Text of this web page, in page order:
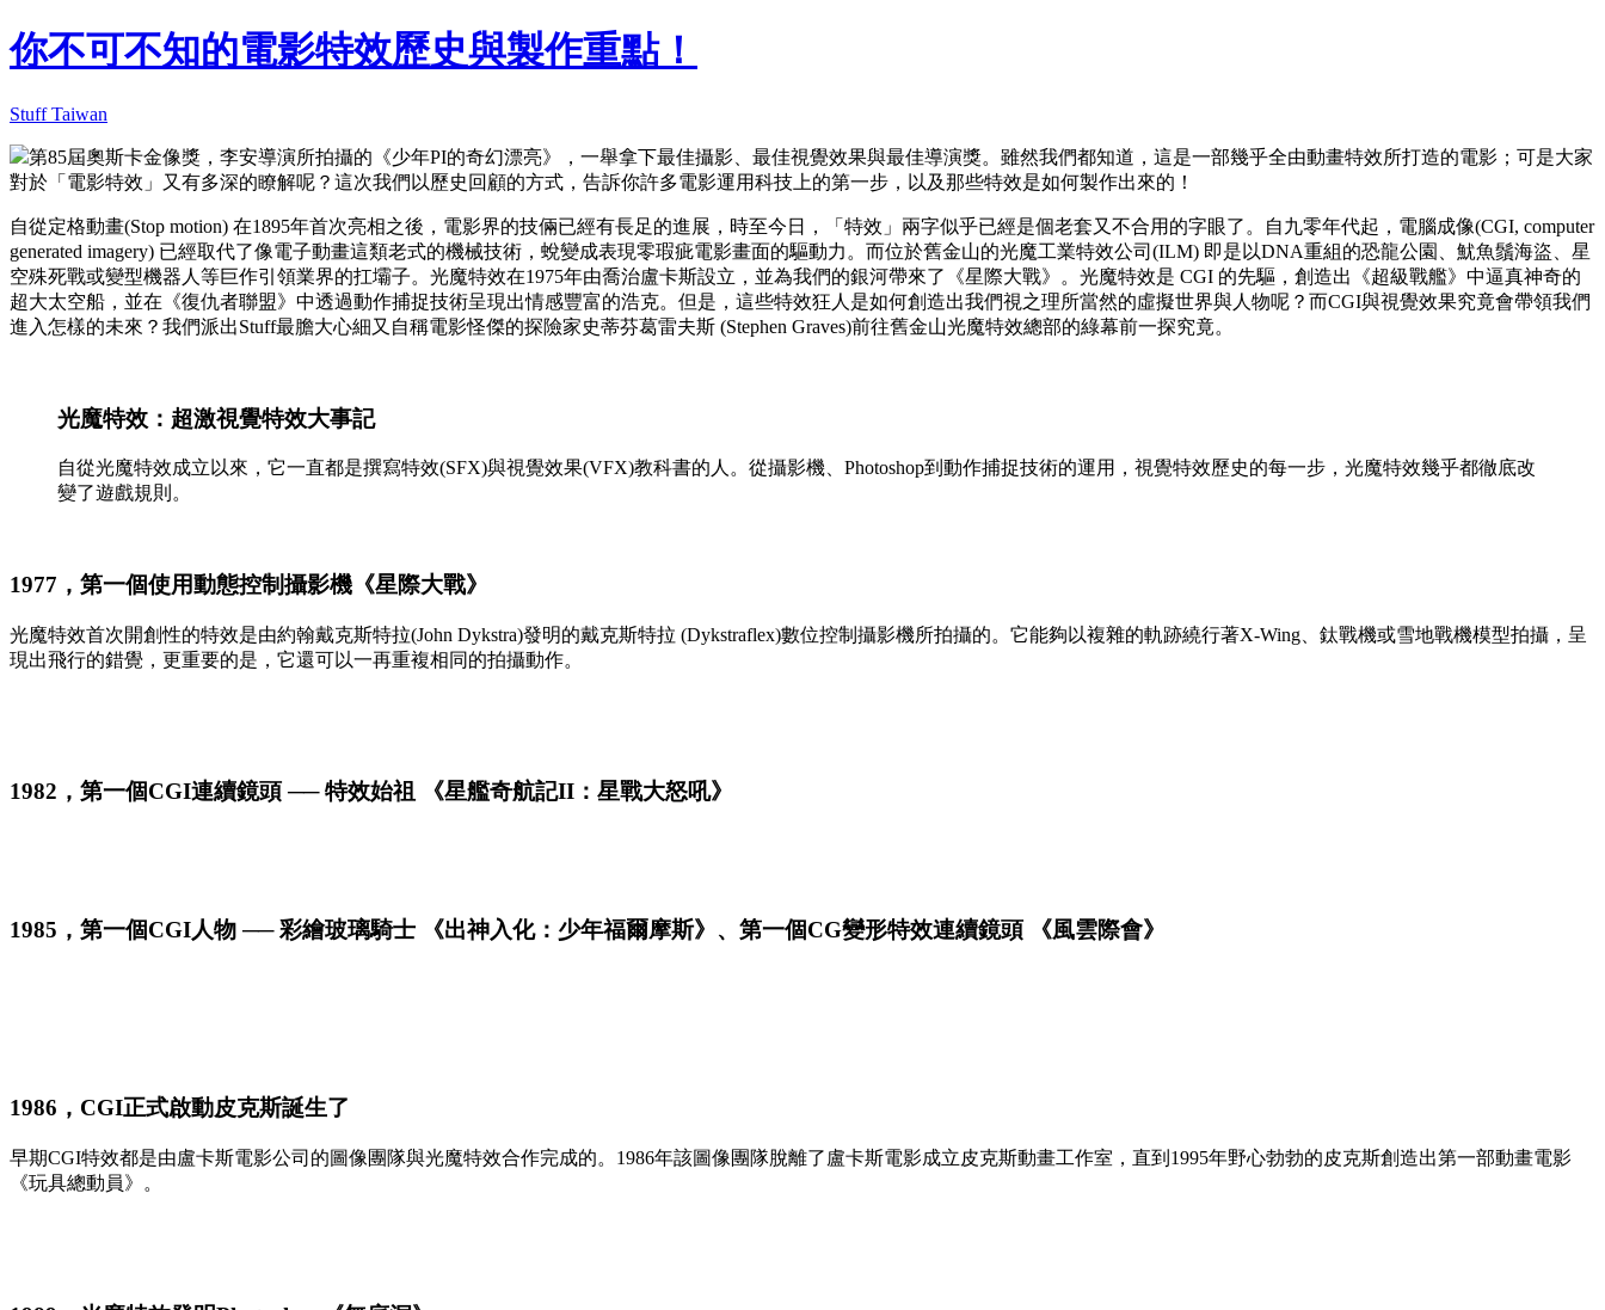
你不可不知的電影特效歷史與製作重點！
Stuff Taiwan
第85屆奧斯卡金像獎，李安導演所拍攝的《少年PI的奇幻漂亮》，一舉拿下最佳攝影、最佳視覺效果與最佳導演獎。雖然我們都知道，這是一部幾乎全由動畫特效所打造的電影；可是大家
對於「電影特效」又有多深的瞭解呢？這次我們以歷史回顧的方式，告訴你許多電影運用科技上的第一步，以及那些特效是如何製作出來的！
自從定格動畫(Stop motion) 在1895年首次亮相之後，電影界的技倆已經有長足的進展，時至今日，「特效」兩字似乎已經是個老套又不合用的字眼了。自九零年代起，電腦成像(CGI, computer
generated imagery) 已經取代了像電子動畫這類老式的機械技術，蛻變成表現零瑕疵電影畫面的驅動力。而位於舊金山的光魔工業特效公司(ILM) 即是以DNA重組的恐龍公園、魷魚鬚海盜、星
空殊死戰或變型機器人等巨作引領業界的扛壩子。光魔特效在1975年由喬治盧卡斯設立，並為我們的銀河帶來了《星際大戰》。光魔特效是 CGI 的先驅，創造出《超級戰艦》中逼真神奇的
超大太空船，並在《復仇者聯盟》中透過動作捕捉技術呈現出情感豐富的浩克。但是，這些特效狂人是如何創造出我們視之理所當然的虛擬世界與人物呢？而CGI與視覺效果究竟會帶領我們
進入怎樣的未來？我們派出Stuff最膽大心細又自稱電影怪傑的探險家史蒂芬葛雷夫斯 (Stephen Graves)前往舊金山光魔特效總部的綠幕前一探究竟。
光魔特效：超激視覺特效大事記
自從光魔特效成立以來，它一直都是撰寫特效(SFX)與視覺效果(VFX)教科書的人。從攝影機、Photoshop到動作捕捉技術的運用，視覺特效歷史的每一步，光魔特效幾乎都徹底改
變了遊戲規則。
1977，第一個使用動態控制攝影機《星際大戰》
光魔特效首次開創性的特效是由約翰戴克斯特拉(John Dykstra)發明的戴克斯特拉 (Dykstraflex)數位控制攝影機所拍攝的。它能夠以複雜的軌跡繞行著X-Wing、鈦戰機或雪地戰機模型拍攝，呈
現出飛行的錯覺，更重要的是，它還可以一再重複相同的拍攝動作。
1982，第一個CGI連續鏡頭 ── 特效始祖 《星艦奇航記II：星戰大怒吼》
1985，第一個CGI人物 ── 彩繪玻璃騎士 《出神入化：少年福爾摩斯》、第一個CG變形特效連續鏡頭 《風雲際會》
1986，CGI正式啟動皮克斯誕生了
早期CGI特效都是由盧卡斯電影公司的圖像團隊與光魔特效合作完成的。1986年該圖像團隊脫離了盧卡斯電影成立皮克斯動畫工作室，直到1995年野心勃勃的皮克斯創造出第一部動畫電影
《玩具總動員》。